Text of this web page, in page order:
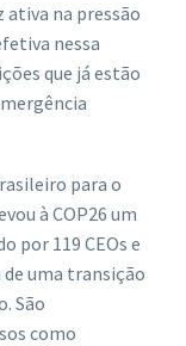
na pressão
nessa
que já estão
para o
à COP26 um
por 119 CEOs e
de uma transição
São
como